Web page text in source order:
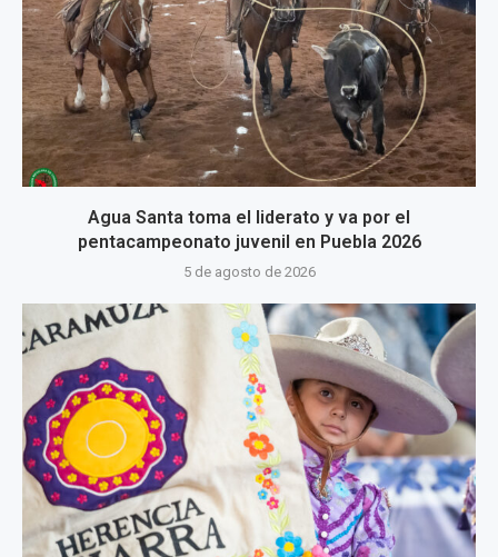
Agua Santa toma el liderato y va por el
pentacampeonato juvenil en Puebla 2026
5 de agosto de 2026